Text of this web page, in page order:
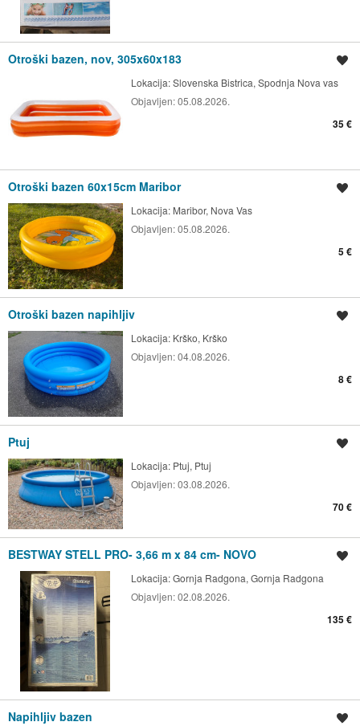
Otroški bazen, nov, 305x60x183
Lokacija:Slovenska Bistrica, Spodnja Nova vas
Objavljen:05.08.2026.
35 €
Otroški bazen 60x15cm Maribor
Lokacija: Maribor, Nova Vas
Objavljen:05.08.2026.
5 €
Otroški bazen napihljiv
Lokacija: Krško, Krško
Objavljen:04.08.2026.
8 €
Ptuj
Lokacija: Ptuj, Ptuj
Objavljen:03.08.2026.
70 €
BESTWAY STELL PRO- 3,66 m x 84 cm- NOVO
Lokacija:Gornja Radgona, Gornja Radgona
Objavljen:02.08.2026.
135 €
Napihljiv bazen